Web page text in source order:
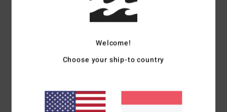
Relaxte Pasvorm Met Capuchon
Plastic Rits
Details:Voering Van Taftpolyester Met Ruitvormig
Stiksel, Elastische Manchetten, Verstelbare Zoom Met
Welcome!
Choose your ship-to country